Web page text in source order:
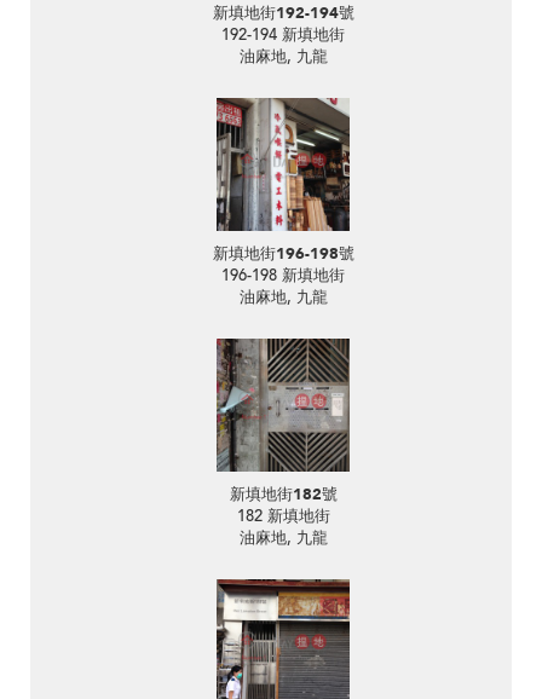
新填地街192-194號
192-194 新填地街
油麻地, 九龍
新填地街196-198號
196-198 新填地街
油麻地, 九龍
新填地街182號
182 新填地街
油麻地, 九龍